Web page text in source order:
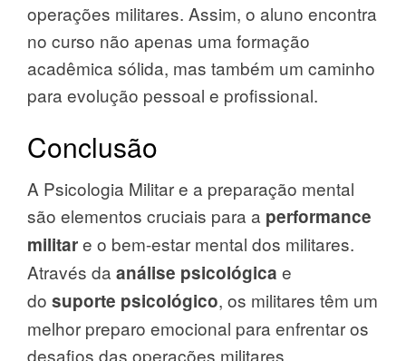
operações militares. Assim, o aluno encontra
no curso não apenas uma formação
acadêmica sólida, mas também um caminho
para evolução pessoal e profissional.
Conclusão
A Psicologia Militar e a preparação mental
são elementos cruciais para a performance
militare o bem-estar mental dos militares.
Através da análise psicológica e
do suporte psicológico, os militares têm um
melhor preparo emocional para enfrentar os
desafios das operações militares.